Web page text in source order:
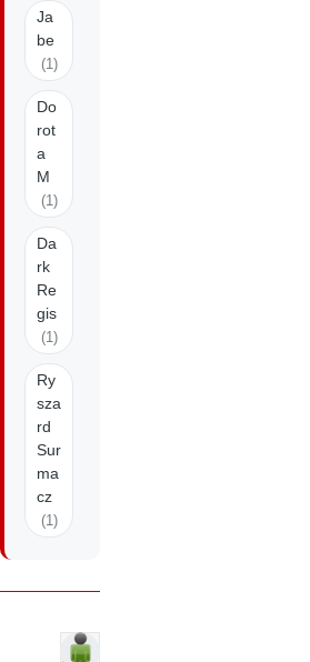
Ja
be
(1)
Do
rot
a
M
(1)
Da
rk
Re
gis
(1)
Ry
sza
rd
Sur
ma
cz
(1)